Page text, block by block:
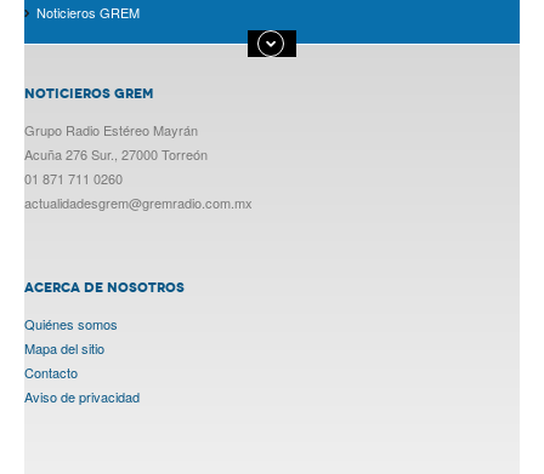
Noticieros GREM
NOTICIEROS GREM
Grupo Radio Estéreo Mayrán
Acuña 276 Sur., 27000 Torreón
01 871 711 0260
actualidadesgrem@gremradio.com.mx
ACERCA DE NOSOTROS
Quiénes somos
Mapa del sitio
Contacto
Aviso de privacidad